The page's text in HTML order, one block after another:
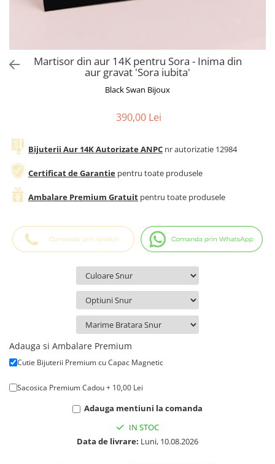
Profesoare
Cadouri Cupluri
Cercei din aur
Bijuterii Profesii
Bijuterii Tematice Sport
Bijuterii cu mesaj Motivational
Bijuterii personalizate cu poza
Martisor din aur 14K pentru Sora - Inima din
aur gravat 'Sora iubita'
Black Swan Bijoux
390,00 Lei
Bijuterii Aur 14K Autorizate ANPC nr autorizatie 12984
Certificat de Garantie pentru toate produsele
Ambalare Premium Gratuit pentru toate produsele
Adauga si Ambalare Premium
Cutie Bijuterii Premium cu Capac Magnetic
Sacosica Premium Cadou + 10,00 Lei
Adauga mentiuni la comanda
IN STOC
Data de livrare: Luni, 10.08.2026